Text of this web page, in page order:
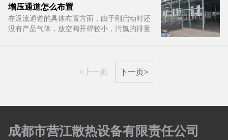
增压通道怎么布置
在返流通道的具体布置方面，由于刚启动时还
没有产品气体，放空阀开得较小，污氮的排量
<上一页 下一页>
成都市营江散热设备有限责任公司